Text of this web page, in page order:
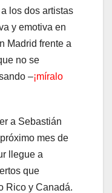
los dos artistas
y emotiva en
Madrid frente a
no se
–¡míralo
a Sebastián
mes de
llegue a
que
Rico y Canadá.